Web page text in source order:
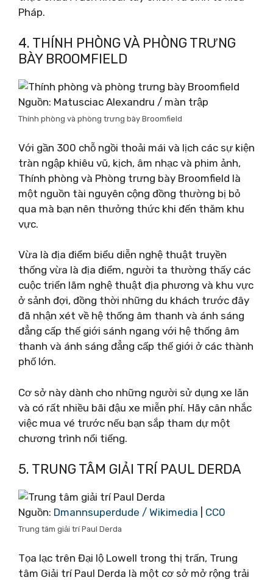
Pháp.
4. THÍNH PHÒNG VÀ PHÒNG TRƯNG
BÀY BROOMFIELD
Nguồn: Matusciac Alexandru / màn trập
Thính phòng và phòng trưng bày Broomfield
Với gần 300 chỗ ngồi thoải mái và lịch các sự kiện
tràn ngập khiêu vũ, kịch, âm nhạc và phim ảnh,
Thính phòng và Phòng trưng bày Broomfield là
một nguồn tài nguyên cộng đồng thường bị bỏ
qua mà bạn nên thưởng thức khi đến thăm khu
vực.
Vừa là địa điểm biểu diễn nghệ thuật truyền
thống vừa là địa điểm, người ta thường thấy các
cuộc triển lãm nghệ thuật địa phương và khu vực
ở sảnh đợi, đồng thời những du khách trước đây
đã nhận xét về hệ thống âm thanh và ánh sáng
đẳng cấp thế giới sánh ngang với hệ thống âm
thanh và ánh sáng đẳng cấp thế giới ở các thành
phố lớn.
Cơ sở này dành cho những người sử dụng xe lăn
và có rất nhiều bãi đậu xe miễn phí. Hãy cân nhắc
việc mua vé trước nếu bạn sắp tham dự một
chương trình nổi tiếng.
5. TRUNG TÂM GIẢI TRÍ PAUL DERDA
Nguồn: Dmannsuperdude / Wikimedia CC0
Trung tâm giải trí Paul Derda
Tọa lạc trên Đại lộ Lowell trong thị trấn, Trung
tâm Giải trí Paul Derda là một cơ sở mở rộng trải